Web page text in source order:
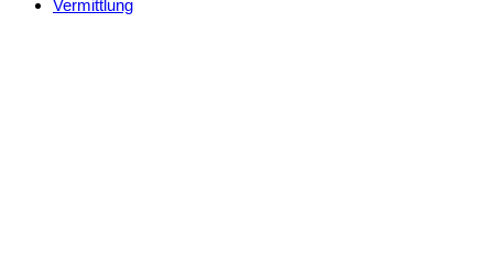
Vermittlung